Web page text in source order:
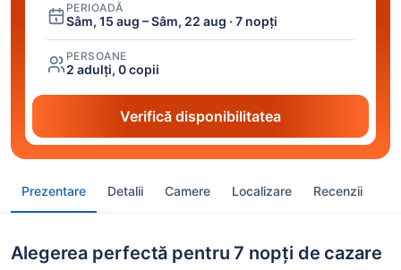
PERIOADĂ
Sâm, 15 aug – Sâm, 22 aug · 7 nopți
PERSOANE
2 adulți, 0 copii
Verifică disponibilitatea
Prezentare Detalii Camere Localizare Recenzii
Alegerea perfectă pentru 7 nopți de cazare